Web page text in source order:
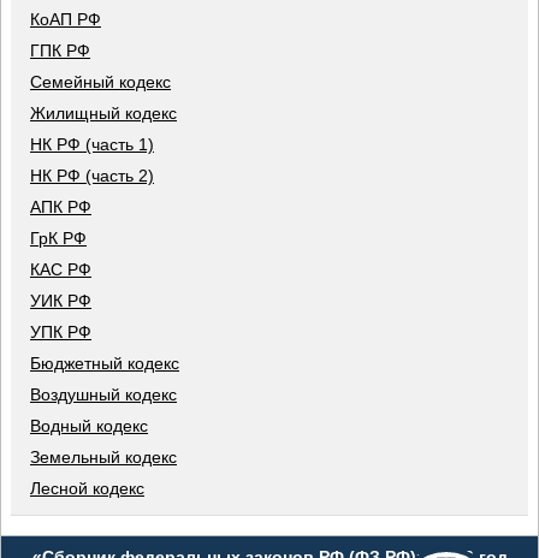
КоАП РФ
ГПК РФ
Семейный кодекс
Жилищный кодекс
НК РФ (часть 1)
НК РФ (часть 2)
АПК РФ
ГрК РФ
КАС РФ
УИК РФ
УПК РФ
Бюджетный кодекс
Воздушный кодекс
Водный кодекс
Земельный кодекс
Лесной кодекс